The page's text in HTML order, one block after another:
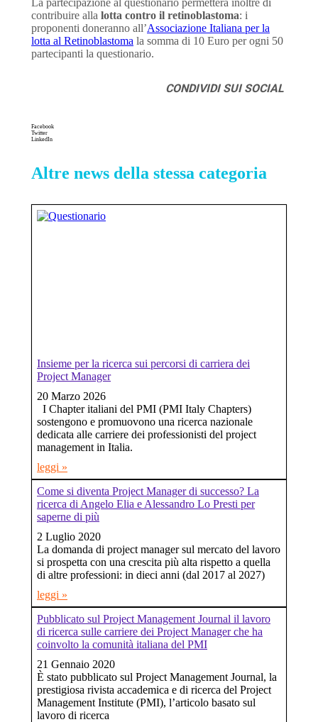
La partecipazione al questionario permetterà inoltre di
contribuire alla lotta contro il retinoblastoma: i
proponenti doneranno all’Associazione Italiana per la
lotta al Retinoblastoma la somma di 10 Euro per ogni 50
partecipanti la questionario.
CONDIVIDI SUI SOCIAL
Facebook
Twitter
LinkedIn
Altre news della stessa categoria
Insieme per la ricerca sui percorsi di carriera dei
Project Manager
20 Marzo 2026
I Chapter italiani del PMI (PMI Italy Chapters)
sostengono e promuovono una ricerca nazionale
dedicata alle carriere dei professionisti del project
management in Italia.
leggi »
Come si diventa Project Manager di successo? La
ricerca di Angelo Elia e Alessandro Lo Presti per
saperne di più
2 Luglio 2020
La domanda di project manager sul mercato del lavoro
si prospetta con una crescita più alta rispetto a quella
di altre professioni: in dieci anni (dal 2017 al 2027)
leggi »
Pubblicato sul Project Management Journal il lavoro
di ricerca sulle carriere dei Project Manager che ha
coinvolto la comunità italiana del PMI
21 Gennaio 2020
È stato pubblicato sul Project Management Journal, la
prestigiosa rivista accademica e di ricerca del Project
Management Institute (PMI), l’articolo basato sul
lavoro di ricerca